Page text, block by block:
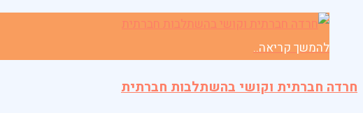
להמשך קריאה..
חרדה חברתית וקושי בהשתלבות חברתית